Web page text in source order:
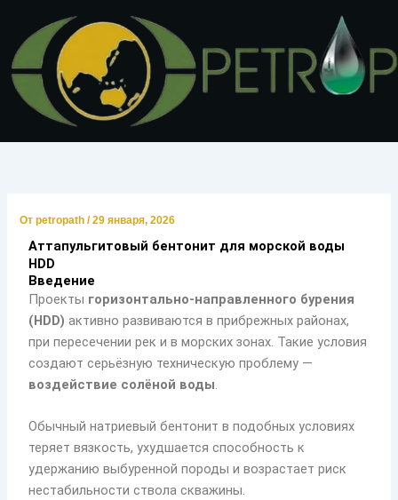
содержимому
Отpetropath/29 января, 2026
Аттапульгитовый бентонит для морской воды
HDD
Введение
Проекты горизонтально-направленного бурения
(HDD) активно развиваются в прибрежных районах,
при пересечении рек и в морских зонах. Такие условия
создают серьёзную техническую проблему —
воздействие солёной воды.
Обычный натриевый бентонит в подобных условиях
теряет вязкость, ухудшается способность к
удержанию выбуренной породы и возрастает риск
нестабильности ствола скважины.